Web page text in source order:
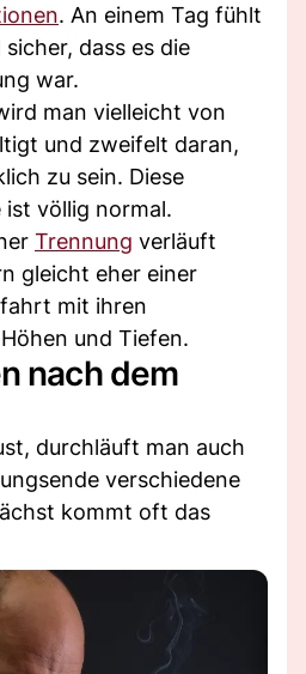
. An einem Tag fühlt
dass es die
war.
man vielleicht von
und zweifelt daran,
zu sein. Diese
ist völlig normal.
Trennung verläuft
gleicht eher einer
mit ihren
und Tiefen.
nach dem
durchläuft man auch
verschiedene
kommt oft das